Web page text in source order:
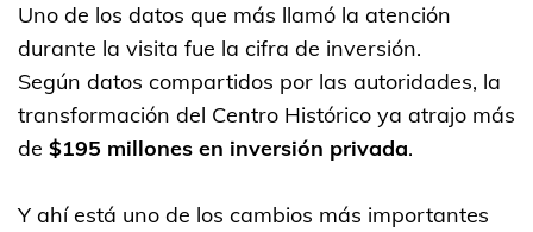
Uno de los datos que más llamó la atención
durante la visita fue la cifra de inversión.
Según datos compartidos por las autoridades, la
transformación del Centro Histórico ya atrajo más
de $195 millones en inversión privada.
Y ahí está uno de los cambios más importantes